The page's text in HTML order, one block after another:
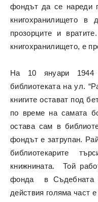
фондът да се нареди
книгохранилището
прозорците и
книгохранилището, е
На 10 януари 1944
библиотеката на ул.
книгите остават под
по време на самата
остава сам в
фондът е затрупан.
библиотекарите
книжнината. Той
фонда в Съдебната
действия голяма част